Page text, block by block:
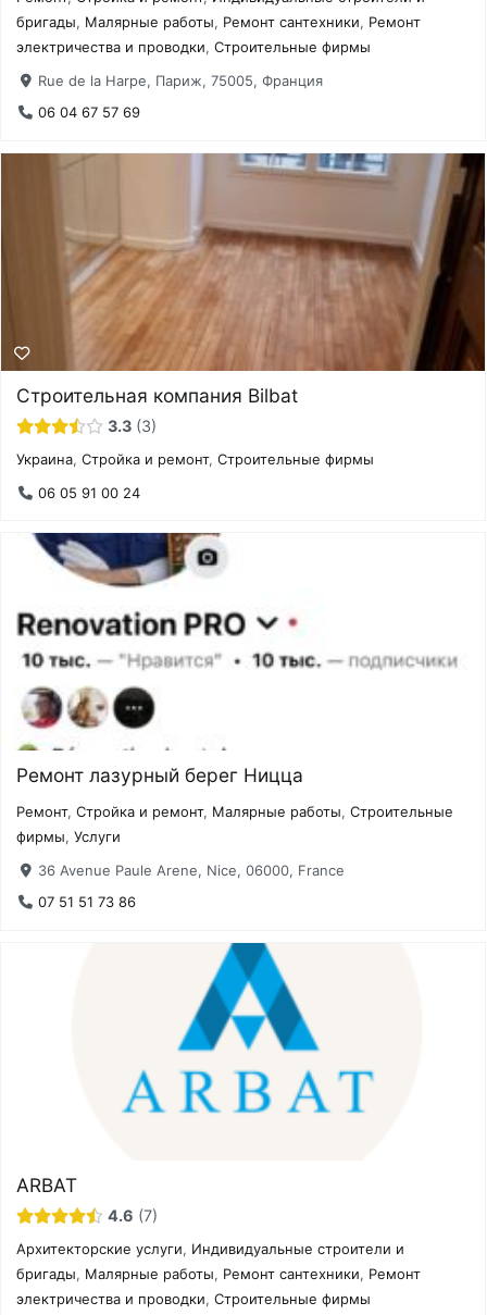
бригады, Малярные работы, Ремонт сантехники, Ремонт
электричества и проводки,Строительные фирмы
Rue de la Harpe, Париж, 75005, Франция
06 04 67 57 69
Строительная компания Bilbat
3.3 3
Украина,Стройка и ремонт,Строительные фирмы
06 05 91 00 24
Ремонт лазурный берег Ницца
Ремонт,Стройка и ремонт, Малярные работы,Строительные
фирмы,Услуги
36 Avenue Paule Arene, Nice, 06000, France
07 51 51 73 86
ARBAT
4.6 7
Архитекторские услуги, Индивидуальные строители и
бригады, Малярные работы, Ремонт сантехники, Ремонт
электричества и проводки,Строительные фирмы